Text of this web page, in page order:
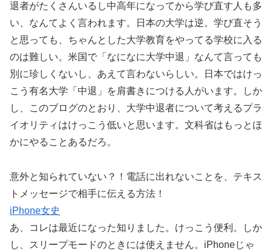
退者がたくさんいるし中高年になってから学び直す人も多
い、なんてよく言われます。日本の大学は逆。学び直そう
と思っても、ちゃんとした大学教育をやってる学校に入る
のは難しい。米国で「なになに大学中退」なんて言っても
別に珍しくないし、あえて言わないらしい。日本ではけっ
こう有名大学「中退」を肩書きにつける人がいます。しか
し、このブログのとおり、大学中退者について考えるプラ
イオリティはけっこう低いと思います。文科省はもっとほ
かにやることあるだろ。
意外と知られていない？！電話に出れないことを、テキス
トメッセージで相手に伝える方法！
iPhone女史
あ、コレは最近になった知りました。けっこう便利。しか
し、スリープモードのときには使えません。iPhoneじゃ